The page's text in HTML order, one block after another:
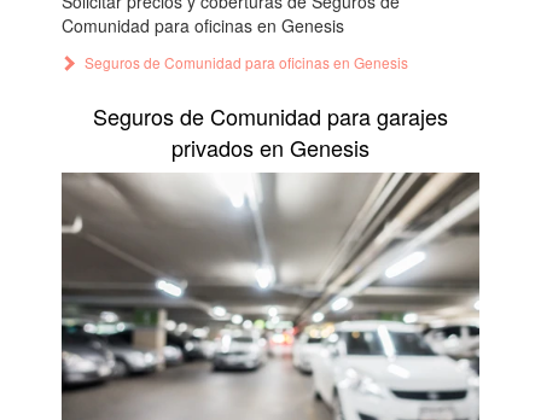
Comunidad para oficinas en Genesis
Seguros de Comunidad para oficinas en Genesis
Seguros de Comunidad para garajes
privados en Genesis